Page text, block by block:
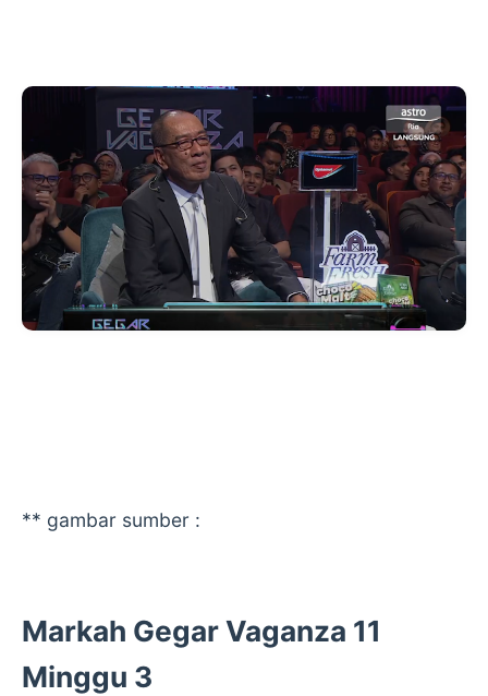
** gambar sumber :
Markah Gegar Vaganza 11
Minggu 3